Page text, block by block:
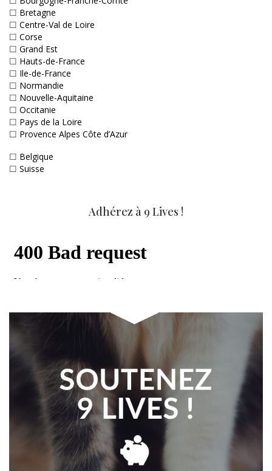
☐ Bretagne
☐ Centre-Val de Loire
☐ Corse
☐ Grand Est
☐ Hauts-de-France
☐ Ile-de-France
☐ Normandie
☐ Nouvelle-Aquitaine
☐ Occitanie
☐ Pays de la Loire
☐ Provence Alpes Côte d’Azur
☐ Belgique
☐ Suisse
Adhérez à 9 Lives !